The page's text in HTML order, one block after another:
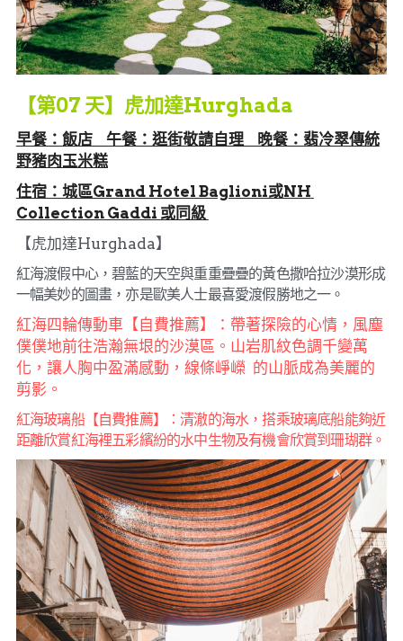
【第07 天】虎加達Hurghada
早餐：飯店     午餐：逛街敬請自理     晚餐：翡冷翠傳統
野豬肉玉米糕
住宿：城區Grand Hotel Baglioni或NH
Collection Gaddi 或同級
【虎加達Hurghada】
紅海渡假中心，碧藍的天空與重重疊疊的黃色撒哈拉沙漠形成
一幅美妙的圖畫，亦是歐美人士最喜愛渡假勝地之一。
紅海四輪傳動車【自費推薦】：帶著探險的心情，風塵
僕僕地前往浩瀚無垠的沙漠區。山岩肌紋色調千變萬
化，讓人胸中盈滿感動，線條崢嶸  的山脈成為美麗的
剪影。
紅海玻璃船【自費推薦】：清澈的海水，搭乘玻璃底船能夠近
距離欣賞紅海裡五彩繽紛的水中生物及有機會欣賞到珊瑚群。